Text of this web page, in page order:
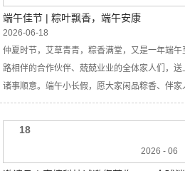
端午佳节 | 粽叶飘香，端午安康
2026-06-18
仲夏时节，艾草青青，粽香满堂，又是一年端
路相伴的合作伙伴、兢兢业业的全体家人们，送
诸事顺意。端午小长假，愿大家闲品粽香、伴家
18
2026 - 06